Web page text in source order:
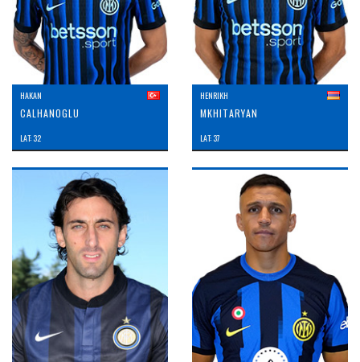
HAKAN
CALHANOGLU
LAT: 32
HENRIKH
MKHITARYAN
LAT: 37